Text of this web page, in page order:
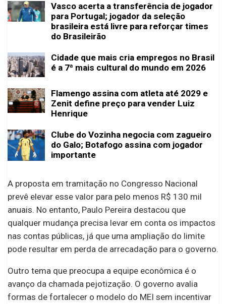
Vasco acerta a transferência de jogador
para Portugal; jogador da seleção
brasileira está livre para reforçar times
do Brasileirão
Cidade que mais cria empregos no Brasil
é a 7ª mais cultural do mundo em 2026
Flamengo assina com atleta até 2029 e
Zenit define preço para vender Luiz
Henrique
Clube do Vozinha negocia com zagueiro
do Galo; Botafogo assina com jogador
importante
A proposta em tramitação no Congresso Nacional
prevê elevar esse valor para pelo menos R$ 130 mil
anuais. No entanto, Paulo Pereira destacou que
qualquer mudança precisa levar em conta os impactos
nas contas públicas, já que uma ampliação do limite
pode resultar em perda de arrecadação para o governo.
Outro tema que preocupa a equipe econômica é o
avanço da chamada pejotização. O governo avalia
formas de fortalecer o modelo do MEI sem incentivar